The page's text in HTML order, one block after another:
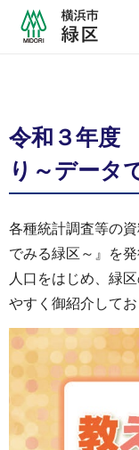
令和３年度
り～データ
各種統計調査等の
でみる緑区～』を発
人口をはじめ、緑
やすく御紹介して